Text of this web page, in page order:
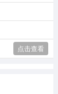
点击查看